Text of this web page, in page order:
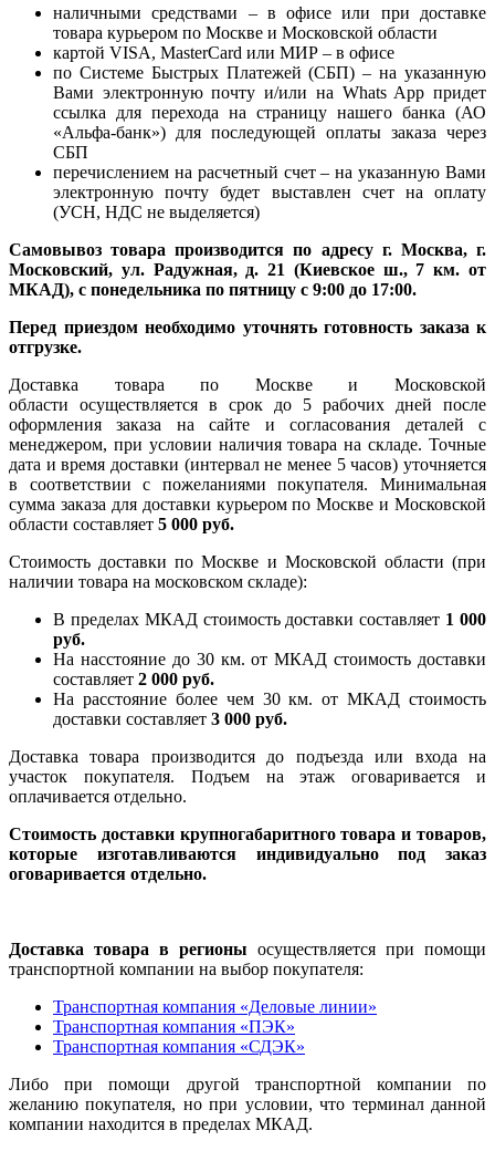
наличными средствами – в офисе или при доставке
товара курьером по Москве и Московской области
картой VISA, MasterCard или МИР – в офисе
по Системе Быстрых Платежей (СБП) – на указанную
Вами электронную почту и/или на Whats App придет
ссылка для перехода на страницу нашего банка (АО
«Альфа-банк») для последующей оплаты заказа через
СБП
перечислением на расчетный счет – на указанную Вами
электронную почту будет выставлен счет на оплату
(УСН, НДС не выделяется)
Самовывоз товара производится по адресу г. Москва, г.
Московский, ул. Радужная, д. 21 (Киевское ш., 7 км. от
МКАД), с понедельника по пятницу с 9:00 до 17:00.
Перед приездом необходимо уточнять готовность заказа к
отгрузке.
Доставка товара по Москве и Московской
области осуществляется в срок до 5 рабочих дней после
оформления заказа на сайте и согласования деталей с
менеджером, при условии наличия товара на складе. Точные
дата и время доставки (интервал не менее 5 часов) уточняется
в соответствии с пожеланиями покупателя. Минимальная
сумма заказа для доставки курьером по Москве и Московской
области составляет 5 000 руб.
Стоимость доставки по Москве и Московской области (при
наличии товара на московском складе):
В пределах МКАД стоимость доставки составляет 1 000
руб.
На насcтояние до 30 км. от МКАД стоимость доставки
составляет 2 000 руб.
На расстояние более чем 30 км. от МКАД стоимость
доставки составляет 3 000 руб.
Доставка товара производится до подъезда или входа на
участок покупателя. Подъем на этаж оговаривается и
оплачивается отдельно.
Стоимость доставки крупногабаритного товара и товаров,
которые изготавливаются индивидуально под заказ
оговаривается отдельно.
Доставка товара в регионы осуществляется при помощи
транспортной компании на выбор покупателя:
Транспортная компания «Деловые линии»
Транспортная компания «ПЭК»
Транспортная компания «СДЭК»
Либо при помощи другой транспортной компании по
желанию покупателя, но при условии, что терминал данной
компании находится в пределах МКАД.